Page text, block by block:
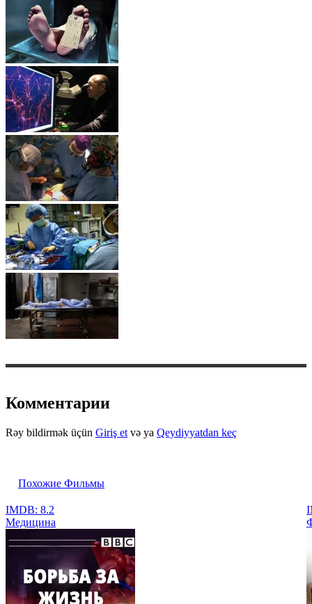
Комментарии
Rəy bildirmək üçün Giriş et və ya Qeydiyyatdan keç
Похожие Фильмы
IMDB: 8.2
Медицина